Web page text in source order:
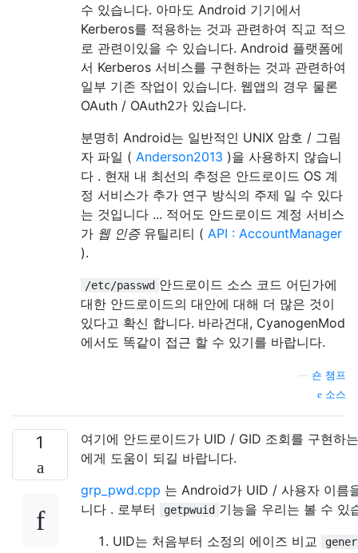
수 있습니다. 아마도 Android 기기에서
Kerberos를 적용하는 것과 관련하여 직교 적으
로 관련이있을 수 있습니다. Android 플랫폼에
서 Kerberos 서비스를 구현하는 것과 관련하여
일부 기존 작업이 있습니다. 웹앱의 경우 물론
OAuth / OAuth2가 있습니다.
분명히 Android는 일반적인 UNIX 암호 / 그림
자 파일 ( Anderson2013 )을 사용하지 않습니
다 . 현재 내 최선의 추정은 안드로이드 OS 계
정 서비스가 추가 연구 방식의 주제 일 수 있다
는 것입니다 ... 적어도 안드로이드 계정 서비스
가 웹 인증유틸리티 ( API : AccountManager
).
/etc/passwd 안드로이드 소스 코드 어딘가에
대한 안드로이드의 대안에 대해 더 많은 것이
있다고 확신 합니다. 바라건대, CyanogenMod
에서도 똑같이 접근 할 수 있기를 바랍니다.
숀 챔프
소스
1
여기에 안드로이드가 UID / GID 조회를 구현하
에게 도움이 되길 바랍니다.
grp_pwd.cpp 는 Android가 UID / 사용자 이름
니다 . 로부터
getpwuid 기능을 우리는 볼 수 있
UID는 처음부터 소정의 에이즈 비교